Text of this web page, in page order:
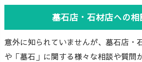
墓石店・石材店への
意外に知られていませんが、墓石店・
や「墓石」に関する様々な相談や質問